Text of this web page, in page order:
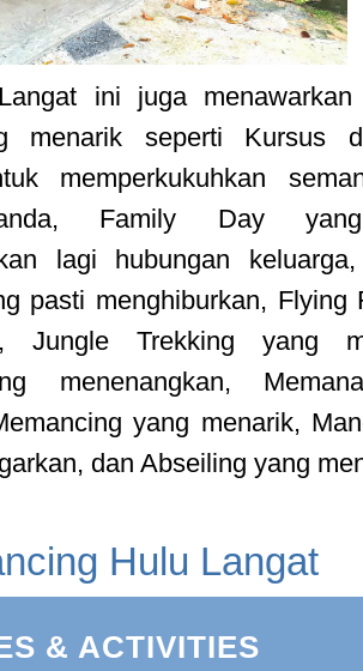
ini juga menawarkan
menarik seperti Kursus
memperkukuhkan
Family Day
lagi hubungan
pasti menghiburkan, Flying
Jungle Trekking yang
menenangkan,
yang menarik,
dan Abseiling yang
Hulu Langat
& ACTIVITIES